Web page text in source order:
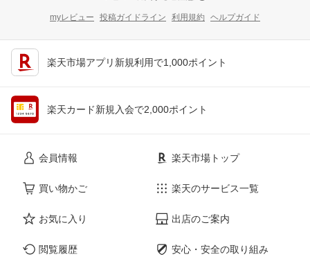
myレビュー 投稿ガイドライン 利用規約 ヘルプガイド
楽天市場アプリ新規利用で1,000ポイント
楽天カード新規入会で2,000ポイント
会員情報
買い物かご
お気に入り
閲覧履歴
楽天市場トップ
楽天のサービス一覧
出店のご案内
安心・安全の取り組み